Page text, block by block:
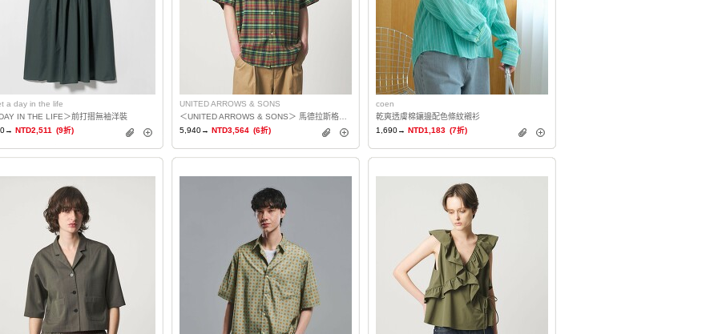
a day in the life
IN THE LIFE＞前打摺無袖洋裝
NTD2,511 (9折)
UNITED ARROWS & SONS
5,940→ NTD3,564 (6折)
coen
乾爽透膚棉鑲邊配色條紋襯衫
1,690→ NTD1,183 (7折)